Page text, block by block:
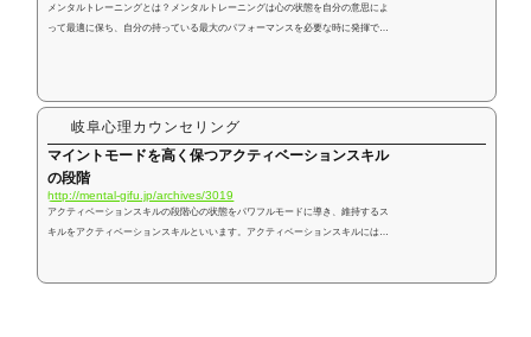
メンタルトレーニングとは？メンタルトレーニングは心の状態を自分の意思によ
って最適に保ち、自分の持っている最大のパフォーマンスを必要な時に発揮でき
をより豊かで有意義なものにするためのスキルトレーニングなので、全ての人々
に役立つ重要なスキルトレーニングです。最高の自分で生きる！スポー...
岐阜心理カウンセリング
マイントモードを高く保つアクティベーションスキル
の段階
http://mental-gifu.jp/archives/3019
アクティベーションスキルの段階心の状態をパワフルモードに導き、維持するス
キルをアクティベーションスキルといいます。アクティベーションスキルには3